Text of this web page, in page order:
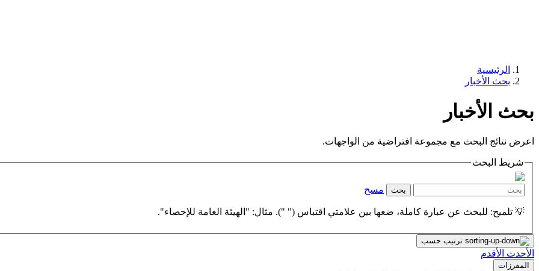
الرئيسية
بحث الأخبار
بحث الأخبار
اعرض نتائج البحث مع مجموعة افتراضية من الواجهات.
شريط البحث
بحث مسح
💡 تلميح: للبحث عن عبارة كاملة، ضعها بين علامتي اقتباس (" "). مثال: "الهيئة العامة للإحصاء".
ترتيب حسب
الأحدث الأقدم
المفرزات